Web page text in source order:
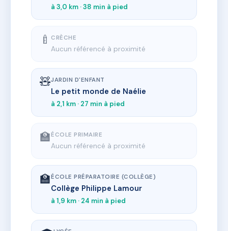
à 3,0 km · 38 min à pied
🍼 CRÈCHE
Aucun référencé à proximité
🧸JARDIN D'ENFANT
Le petit monde de Naélie
à 2,1 km · 27 min à pied
🏫ÉCOLE PRIMAIRE
Aucun référencé à proximité
🏫ÉCOLE PRÉPARATOIRE (COLLÈGE)
Collège Philippe Lamour
à 1,9 km · 24 min à pied